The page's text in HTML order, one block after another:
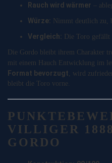
Rauch wird wärmer –
Würze: Nimmt deutlich zu,
Vergleich: Die Toro gefällt
Die Gordo bleibt ihrem Charakter
mit einem Hauch Entwicklung im
Format bevorzugt , wird
bleibt die Toro vorne.
VILLIGER
GORDO